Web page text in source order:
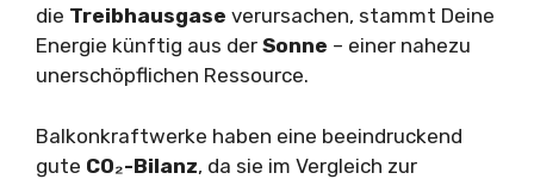
die Treibhausgase verursachen, stammt Deine
Energie künftig aus der Sonne – einer nahezu
unerschöpflichen Ressource.
Balkonkraftwerke haben eine beeindruckend
gute CO₂-Bilanz, da sie im Vergleich zur